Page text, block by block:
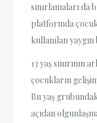
sınırlamaları da
platformda
kullanılan
13 yaş sınırının
çocukların
Bu yaş
açıdan